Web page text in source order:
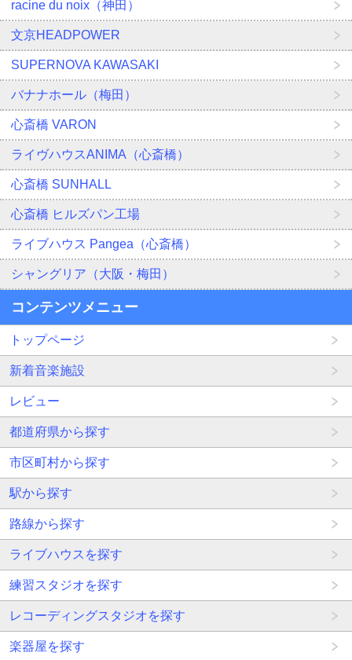
racine du noix（神田）
文京HEADPOWER
SUPERNOVA KAWASAKI
バナナホール（梅田）
心斎橋 VARON
ライヴハウスANIMA（心斎橋）
心斎橋 SUNHALL
心斎橋 ヒルズパン工場
ライブハウス Pangea（心斎橋）
シャングリア（大阪・梅田）
コンテンツメニュー
トップページ
新着音楽施設
レビュー
都道府県から探す
市区町村から探す
駅から探す
路線から探す
ライブハウスを探す
練習スタジオを探す
レコーディングスタジオを探す
楽器屋を探す